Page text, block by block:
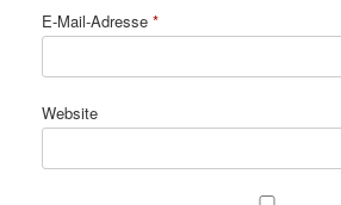
E-Mail-Adresse *
Website